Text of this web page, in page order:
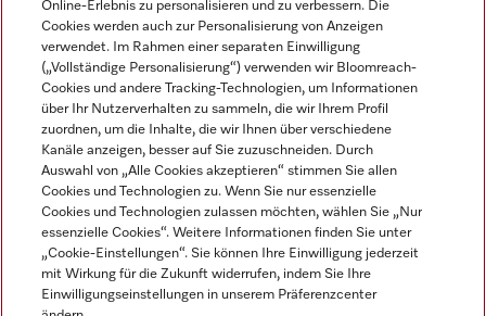
Impressum
AGB
Datenschutz
Nutzungsbedigungen
Miele auf Instagram
Miele auf Facebook
Miele auf Youtube
Online-Erlebnis zu personalisieren und zu verbessern. Die
Cookies werden auch zur Personalisierung von Anzeigen
verwendet. Im Rahmen einer separaten Einwilligung
(„Vollständige Personalisierung“) verwenden wir Bloomreach-
Cookies und andere Tracking-Technologien, um Informationen
über Ihr Nutzerverhalten zu sammeln, die wir Ihrem Profil
zuordnen, um die Inhalte, die wir Ihnen über verschiedene
Kanäle anzeigen, besser auf Sie zuzuschneiden. Durch
Auswahl von „Alle Cookies akzeptieren“ stimmen Sie allen
Cookies und Technologien zu. Wenn Sie nur essenzielle
Cookies und Technologien zulassen möchten, wählen Sie „Nur
essenzielle Cookies“. Weitere Informationen finden Sie unter
„Cookie-Einstellungen“. Sie können Ihre Einwilligung jederzeit
mit Wirkung für die Zukunft widerrufen, indem Sie Ihre
Einwilligungseinstellungen in unserem Präferenzcenter